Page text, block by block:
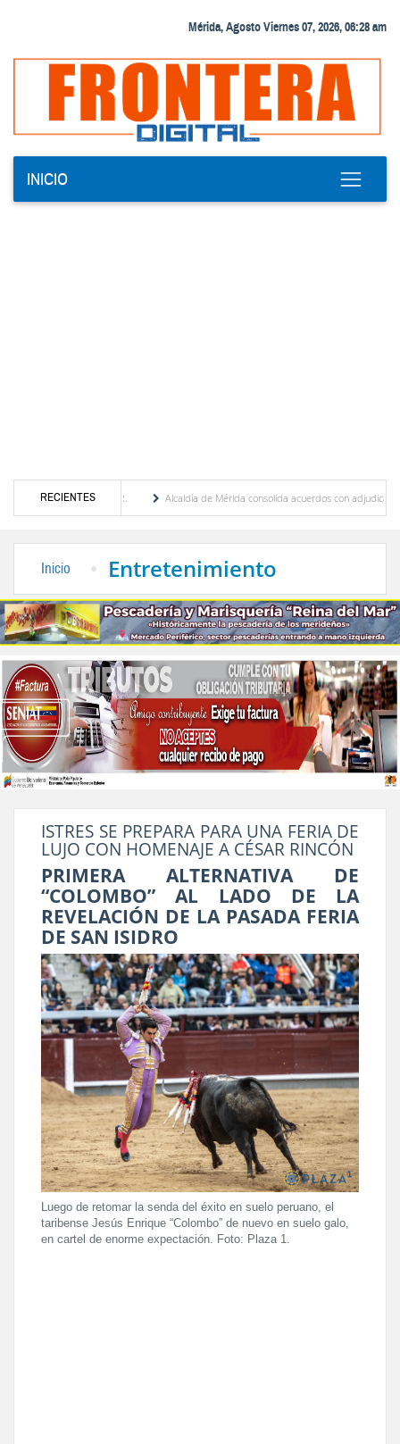
Mérida, Agosto Viernes 07, 2026, 06:28 am
INICIO
RECIENTES
Cordero R.
Alcaldía de Mérida consolida acuerdos con adjudicatarios del
Inicio Entretenimiento
ISTRES SE PREPARA PARA UNA FERIA DE
LUJO CON HOMENAJE A CÉSAR RINCÓN
PRIMERA ALTERNATIVA DE
“COLOMBO” AL LADO DE LA
REVELACIÓN DE LA PASADA FERIA
DE SAN ISIDRO
Luego de retomar la senda del éxito en suelo peruano, el
taribense Jesús Enrique “Colombo” de nuevo en suelo galo,
en cartel de enorme expectación. Foto: Plaza 1.